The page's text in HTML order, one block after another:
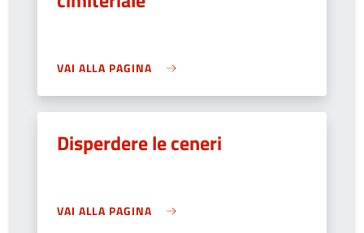
VAI ALLA PAGINA
Disperdere le ceneri
VAI ALLA PAGINA